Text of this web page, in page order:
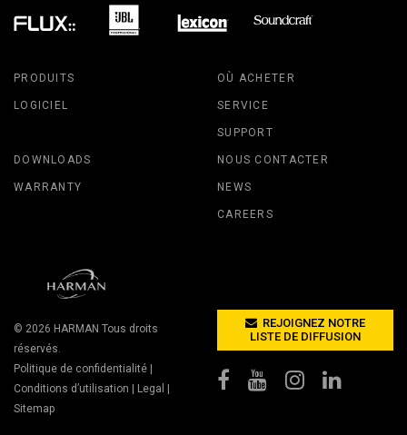
PRODUITS
LOGICIEL
OÙ ACHETER
SERVICE
SUPPORT
DOWNLOADS
WARRANTY
NOUS CONTACTER
NEWS
CAREERS
© 2026 HARMAN Tous droits
réservés.
Politique de confidentialité
Conditions d’utilisation
Legal
Sitemap
REJOIGNEZ NOTRE
LISTE DE DIFFUSION